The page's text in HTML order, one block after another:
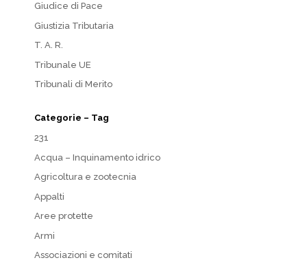
Giudice di Pace
Giustizia Tributaria
T. A. R.
Tribunale UE
Tribunali di Merito
Categorie – Tag
231
Acqua – Inquinamento idrico
Agricoltura e zootecnia
Appalti
Aree protette
Armi
Associazioni e comitati